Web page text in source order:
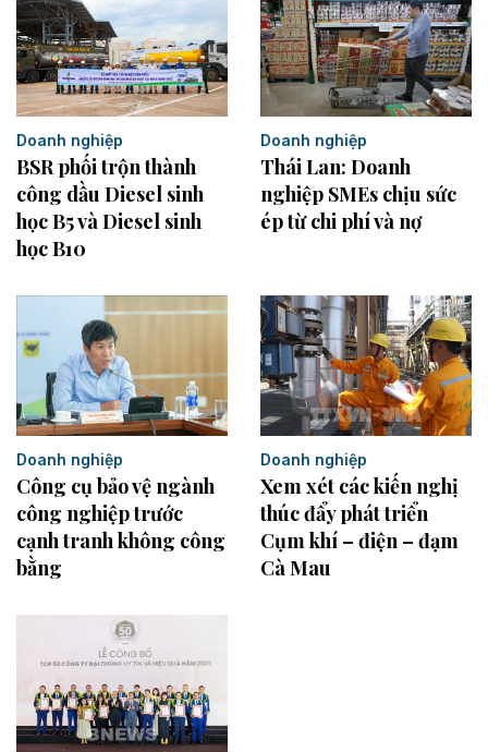
Doanh nghiệp
BSR phối trộn thành
công dầu Diesel sinh
học B5 và Diesel sinh
học B10
Doanh nghiệp
Thái Lan: Doanh
nghiệp SMEs chịu sức
ép từ chi phí và nợ
Doanh nghiệp
Công cụ bảo vệ ngành
công nghiệp trước
cạnh tranh không công
bằng
Doanh nghiệp
Xem xét các kiến nghị
thúc đẩy phát triển
Cụm khí – điện – đạm
Cà Mau